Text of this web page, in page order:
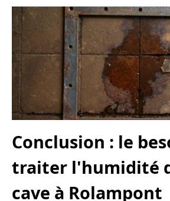
Conclusion : le
traiter l'humidité
cave à Rolampont